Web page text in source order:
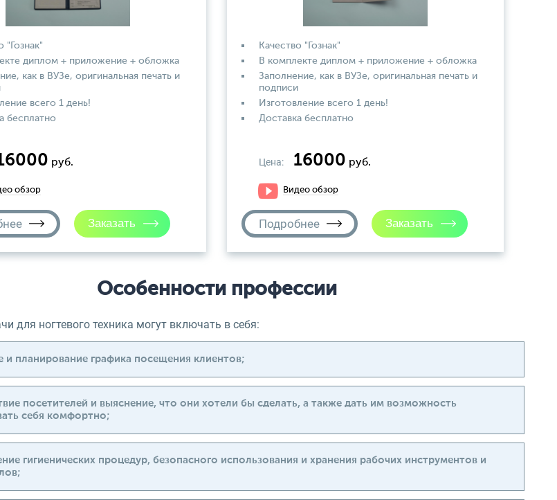
"Гознак"
диплом + приложение + обложка
как в ВУЗе, оригинальная печать и
всего 1 день!
бесплатно
руб.
обзор
Качество "Гознак"
В комплекте диплом + приложение + обложка
Заполнение, как в ВУЗе, оригинальная печать и
подписи
Изготовление всего 1 день!
Доставка бесплатно
Цена: 16000 руб.
Видео обзор
Подробнее
Особенности профессии
для ногтевого техника могут включать в себя:
и планирование графика посещения клиентов;
посетителей и выяснение, что они хотели бы сделать, а также дать им возможность
себя комфортно;
гигиенических процедур, безопасного использования и хранения рабочих инструментов и